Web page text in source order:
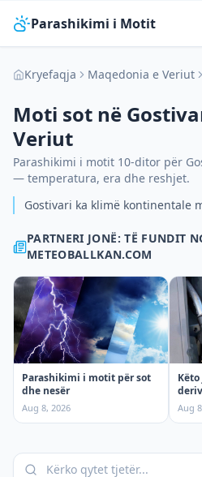
Parashikimi i Motit
Kryefaqja Maqedonia e Veriut
Moti sot në
Veriut
Parashikimi i motit 10-ditor për
— temperatura, era dhe reshjet.
Gostivari ka klimë kontinentale
PARTNERI JONË: TË FUNDIT
METEOBALLKAN.COM
Parashikimi i motit për sot
dhe nesër
Aug 8, 2026 Aug